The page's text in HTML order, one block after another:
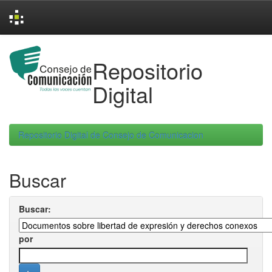
navigation
Repositorio
Digital
Repositorio Digital de Consejo de Comunicacion
Buscar
Buscar:
por